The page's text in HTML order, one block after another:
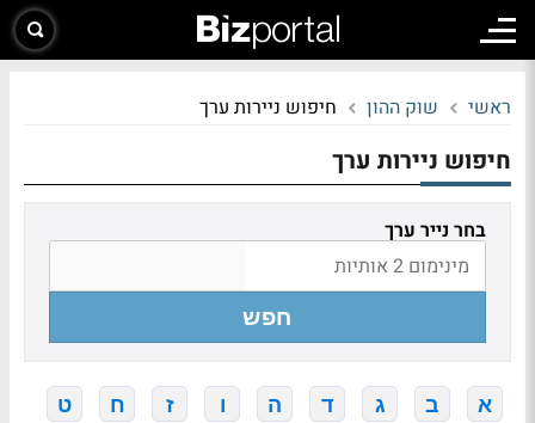
ראשי שוק ההון חיפוש ניירות ערך
חיפוש ניירות ערך
בחר נייר ערך
חפש
א ב ג ד ה ו ז ח ט